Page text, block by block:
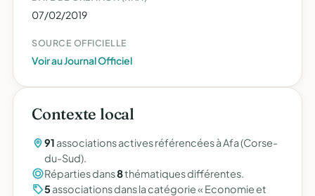
07/02/2019
SOURCE OFFICIELLE
Voir au Journal Officiel
Contexte local
91 associations actives référencées à Afa (Corse-
du-Sud).
Réparties dans8thématiques différentes.
5associations dans la catégorie « Economie et